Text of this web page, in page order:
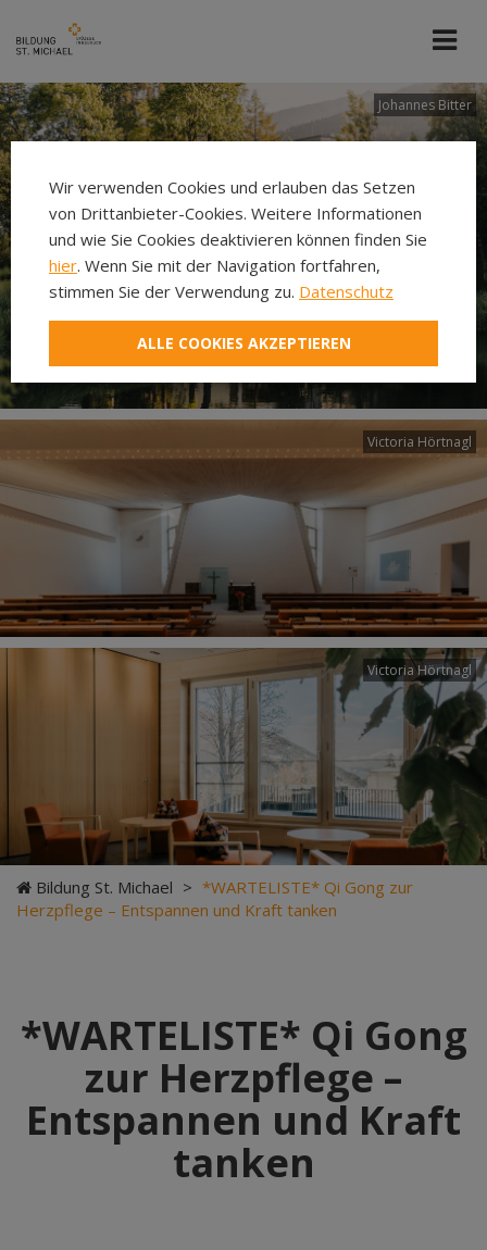
Johannes Bitter
Victoria Hörtnagl
Victoria Hörtnagl
Bildung St. Michael > *WARTELISTE* Qi Gong zur
Herzpflege – Entspannen und Kraft tanken
*WARTELISTE* Qi Gong
zur Herzpflege –
Entspannen und Kraft
tanken
Wir verwenden Cookies und erlauben das Setzen
von Drittanbieter-Cookies. Weitere Informationen
und wie Sie Cookies deaktivieren können finden Sie
hier. Wenn Sie mit der Navigation fortfahren,
stimmen Sie der Verwendung zu. Datenschutz
ALLE COOKIES AKZEPTIEREN